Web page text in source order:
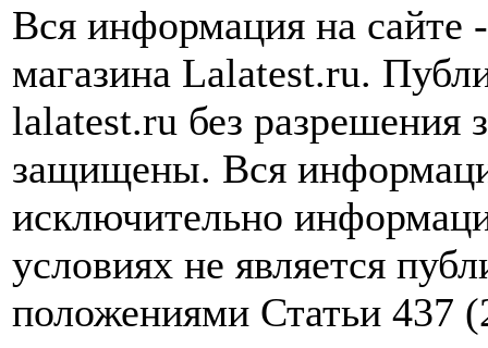
Вся информация на сайте
магазина Lalatest.ru.
lalatest.ru без разрешения
защищены. Вся
исключительно
условиях не является
положениями Статьи 437